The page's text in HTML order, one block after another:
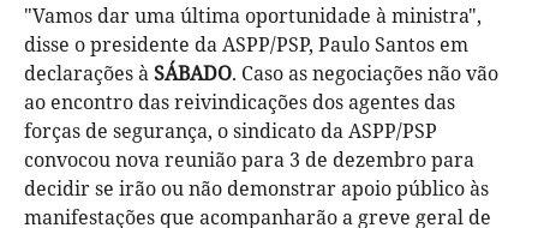
"Vamos dar uma última oportunidade à ministra",
disse o presidente da ASPP/PSP, Paulo Santos em
declarações àSÁBADO. Caso as negociações não vão
ao encontro das reivindicações dos agentes das
forças de segurança, o sindicato da ASPP/PSP
convocou nova reunião para 3 de dezembro para
decidir se irão ou não demonstrar apoio público às
manifestações que acompanharão a greve geral de